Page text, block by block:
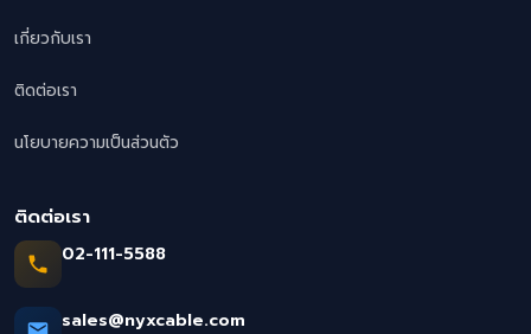
เกี่ยวกับเรา
ติดต่อเรา
นโยบายความเป็นส่วนตัว
ติดต่อเรา
02-111-5588
sales@nyxcable.com